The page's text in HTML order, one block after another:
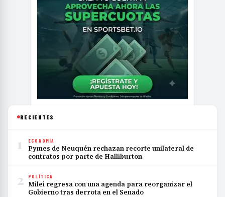
RECIENTES
1 ECONOMÍA
Pymes de Neuquén rechazan recorte unilateral de
contratos por parte de Halliburton
2 POLÍTICA
Milei regresa con una agenda para reorganizar el
Gobierno tras derrota en el Senado